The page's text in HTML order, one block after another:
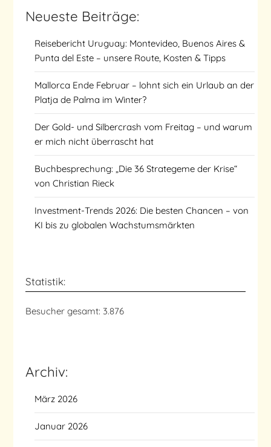
Neueste Beiträge:
Reisebericht Uruguay: Montevideo, Buenos Aires &
Punta del Este – unsere Route, Kosten & Tipps
Mallorca Ende Februar – lohnt sich ein Urlaub an der
Platja de Palma im Winter?
Der Gold- und Silbercrash vom Freitag – und warum
er mich nicht überrascht hat
Buchbesprechung: „Die 36 Strategeme der Krise“
von Christian Rieck
Investment-Trends 2026: Die besten Chancen – von
KI bis zu globalen Wachstumsmärkten
Statistik:
Besucher gesamt: 3.876
Archiv:
März 2026
Januar 2026